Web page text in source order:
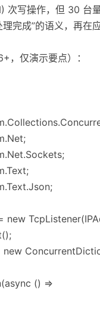
次写操作，但 30 台量
完成”的语义，再在
，仅演示要点）：
new
() =>